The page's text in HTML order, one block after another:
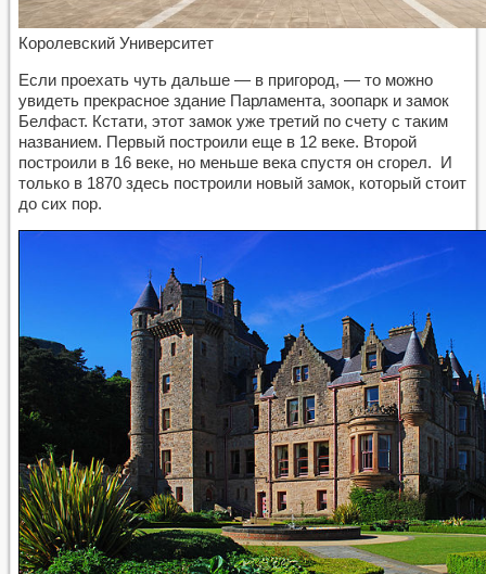
Королевский Университет
Если проехать чуть дальше — в пригород, — то можно
увидеть прекрасное здание Парламента, зоопарк и замок
Белфаст. Кстати, этот замок уже третий по счету с таким
названием. Первый построили еще в 12 веке. Второй
построили в 16 веке, но меньше века спустя он сгорел. И
только в 1870 здесь построили новый замок, который стоит
до сих пор.